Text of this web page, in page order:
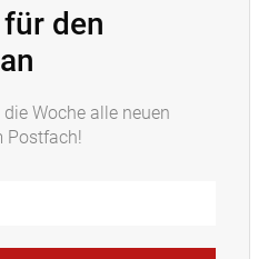
den
Woche alle neuen
Postfach!